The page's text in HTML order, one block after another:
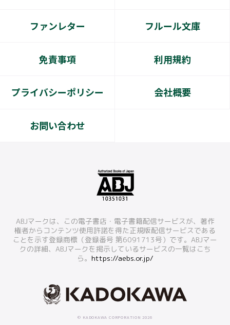
ファンレター フルール文庫
免責事項 利用規約
プライバシーポリシー 会社概要
お問い合わせ
ABJマークは、この電子書店・電子書籍配信サービスが、著作
権者からコンテンツ使用許諾を得た正規版配信サービスである
ことを示す登録商標（登録番号 第6091713号）です。ABJマー
クの詳細、ABJマークを掲示しているサービスの一覧はこち
ら。 https://aebs.or.jp/
© KADOKAWA CORPORATION 2026